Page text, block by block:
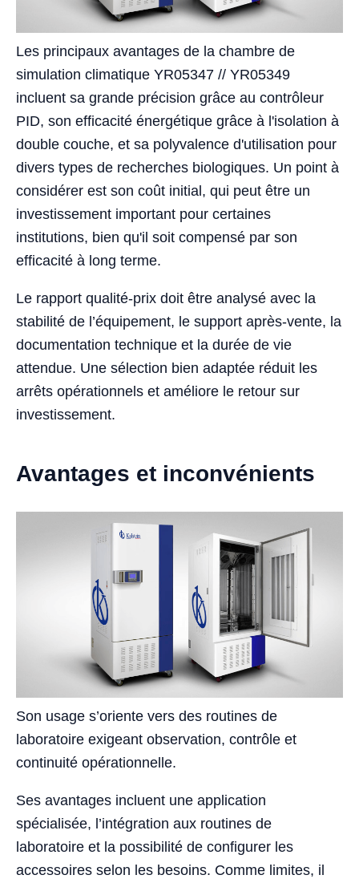
Les principaux avantages de la chambre de
simulation climatique YR05347 // YR05349
incluent sa grande précision grâce au contrôleur
PID, son efficacité énergétique grâce à l'isolation à
double couche, et sa polyvalence d'utilisation pour
divers types de recherches biologiques. Un point à
considérer est son coût initial, qui peut être un
investissement important pour certaines
institutions, bien qu'il soit compensé par son
efficacité à long terme.
Le rapport qualité-prix doit être analysé avec la
stabilité de l’équipement, le support après-vente, la
documentation technique et la durée de vie
attendue. Une sélection bien adaptée réduit les
arrêts opérationnels et améliore le retour sur
investissement.
Avantages et inconvénients
Son usage s’oriente vers des routines de
laboratoire exigeant observation, contrôle et
continuité opérationnelle.
Ses avantages incluent une application
spécialisée, l’intégration aux routines de
laboratoire et la possibilité de configurer les
accessoires selon les besoins. Comme limites, il